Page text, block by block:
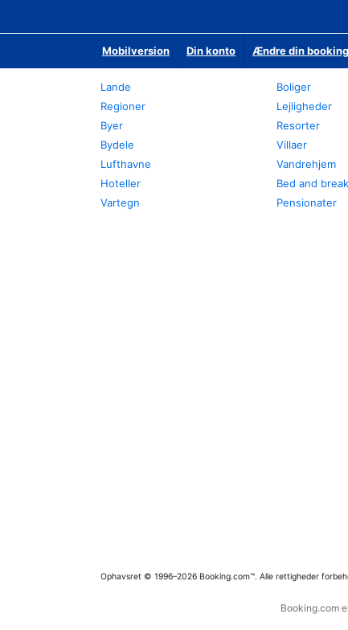
Mobilversion Din konto Ændre din
Lande
Regioner
Byer
Bydele
Lufthavne
Hoteller
Vartegn
Boliger
Lejligheder
Resorter
Villaer
Vandrehjem
Bed and
Pensionater
Ophavsret © 1996–2026 Booking.com™. Alle rettigheder
Booking.com